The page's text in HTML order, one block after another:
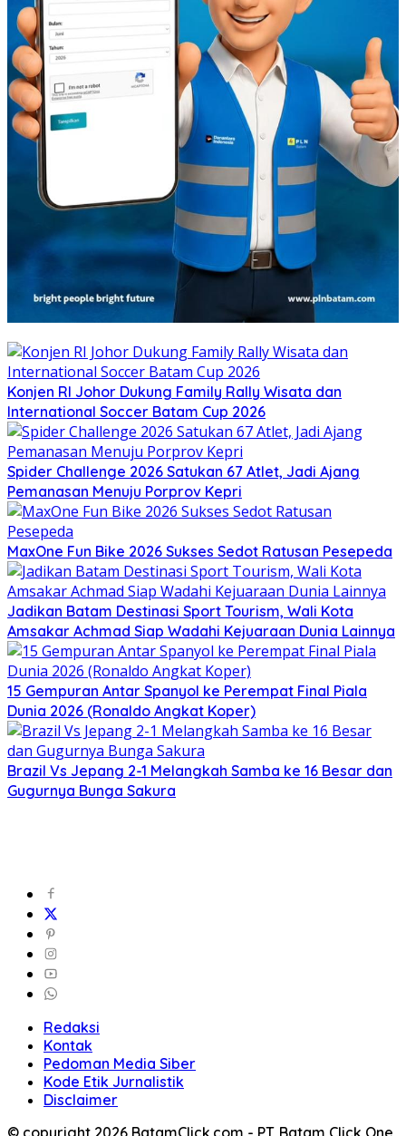
Konjen RI Johor Dukung Family Rally Wisata dan
International Soccer Batam Cup 2026
Spider Challenge 2026 Satukan 67 Atlet, Jadi Ajang
Pemanasan Menuju Porprov Kepri
MaxOne Fun Bike 2026 Sukses Sedot Ratusan Pesepeda
Jadikan Batam Destinasi Sport Tourism, Wali Kota
Amsakar Achmad Siap Wadahi Kejuaraan Dunia Lainnya
15 Gempuran Antar Spanyol ke Perempat Final Piala
Dunia 2026 (Ronaldo Angkat Koper)
Brazil Vs Jepang 2-1 Melangkah Samba ke 16 Besar dan
Gugurnya Bunga Sakura
Redaksi
Kontak
Pedoman Media Siber
Kode Etik Jurnalistik
Disclaimer